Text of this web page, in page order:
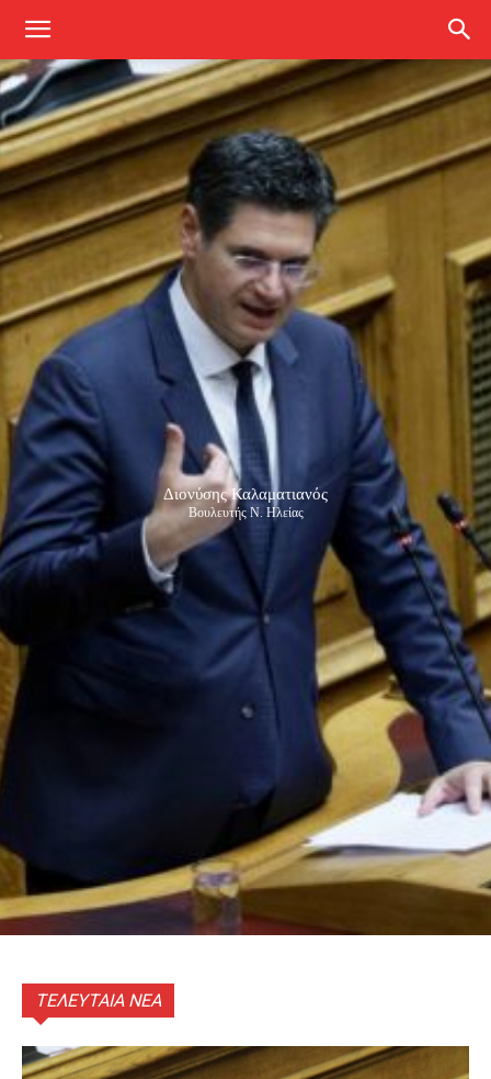
Διονύσης Καλαματιανός
Βουλευτής Ν. Ηλείας
ΤΕΛΕΥΤΑΙΑ ΝΕΑ